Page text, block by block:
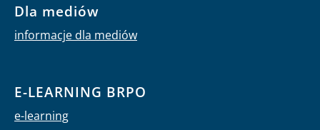
Dla mediów
informacje dla mediów
E-LEARNING BRPO
e-learning